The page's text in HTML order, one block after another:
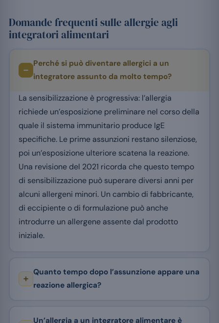
Domande frequenti sulle allergie agli
integratori alimentari
Perché si può diventare allergici a un
integratore assunto da molto tempo?
La sensibilizzazione è progressiva: l’allergia
richiede un’esposizione preliminare nel corso della
quale il sistema immunitario produce IgE
specifiche. Le prime assunzioni restano silenziose,
poi un’esposizione ulteriore scatena la reazione.
Una revisione del 2021 ricorda che questo tempo
di sensibilizzazione può superare diversi anni per
alcuni allergeni minori. Un cambio di fabbricante,
di eccipiente o di formulazione può anche
introdurre un allergene assente dal prodotto
iniziale.
Quanto tempo dopo l’assunzione appare una
reazione allergica?
Un’allergia a un integratore alimentare è